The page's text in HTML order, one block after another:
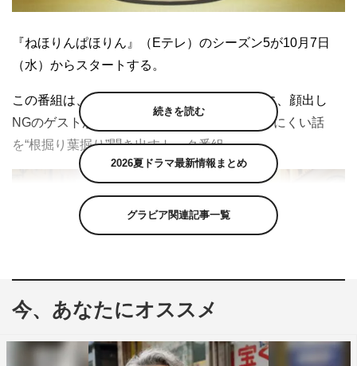
『ねほりんぱほりん』（Eテレ）のシーズン5が10月7日
（水）からスタートする。
この番組は、MCの山里亮太とYOUがモグラに、顔出し
NGのゲストがブタの人形に扮して、普段聞きにくい話
を“根掘り葉掘り”聞き出すトーク番組。
続きを読む
2026夏ドラマ最新情報まとめ
グラビア関連記事一覧
今、あなたにオススメ